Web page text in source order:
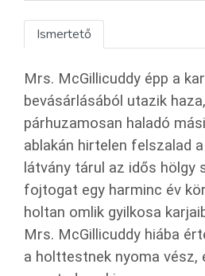
Ismertető
Mrs. McGillicuddy épp a
bevásárlásából utazik
párhuzamosan haladó
ablakán hirtelen felszalad
látvány tárul az idős hölgy
fojtogat egy harminc év
holtan omlik gyilkosa
Mrs. McGillicuddy hiába
a holttestnek nyoma vész,